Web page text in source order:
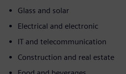
Glass and solar
Electrical and electronic
IT and telecommunication
Construction and real estate